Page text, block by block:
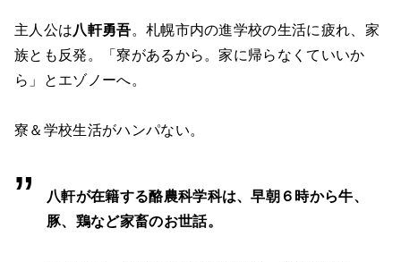
主人公は八軒勇吾。札幌市内の進学校の生活に疲れ、家
族とも反発。「寮があるから。家に帰らなくていいか
ら」とエゾノーへ。
寮＆学校生活がハンパない。
八軒が在籍する酪農科学科は、早朝６時から牛、
豚、鶏など家畜のお世話。